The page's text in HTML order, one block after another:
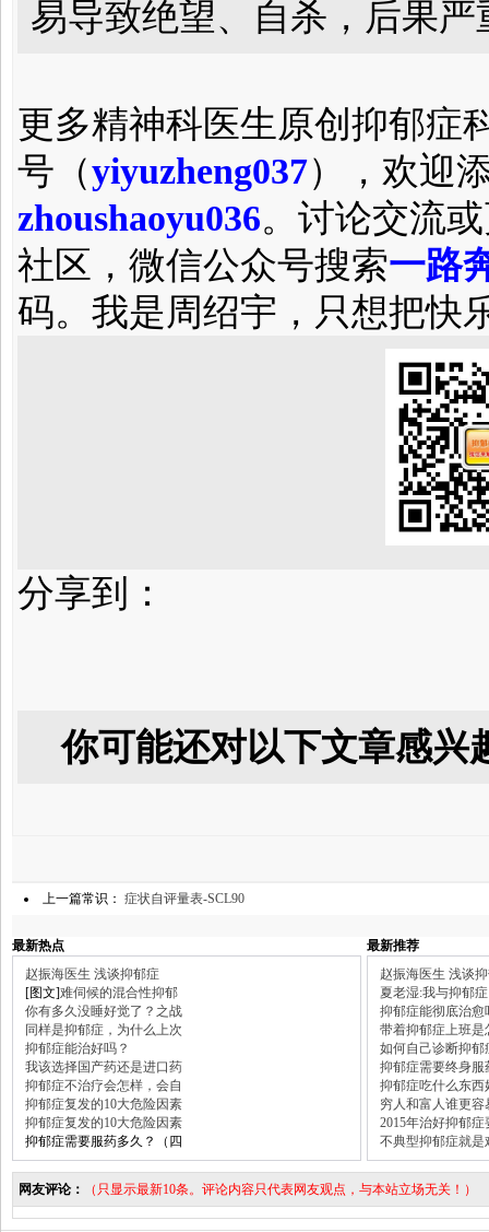
易导致绝望、自杀，后果严
更多精神科医生原创抑郁症
号（yiyuzheng037），欢迎
zhoushaoyu036。讨论交流
社区，微信公众号搜索一路
码。我是周绍宇，只想把快
分享到：
你可能还对以下文章感兴
上一篇常识： 症状自评量表-SCL90
最新热点
最新推荐
赵振海医生 浅谈抑郁症
[图文]难伺候的混合性抑郁
你有多久没睡好觉了？之战
同样是抑郁症，为什么上次
抑郁症能治好吗？
我该选择国产药还是进口药
抑郁症不治疗会怎样，会自
抑郁症复发的10大危险因素
抑郁症复发的10大危险因素
抑郁症需要服药多久？（四
赵振海医生 浅谈
夏老湿:我与抑郁症
抑郁症能彻底治愈
带着抑郁症上班是
如何自己诊断抑郁
抑郁症需要终身服
抑郁症吃什么东西
穷人和富人谁更容
2015年治好抑郁症
不典型抑郁症就是
网友评论： （只显示最新10条。评论内容只代表网友观点，与本站立场无关！）